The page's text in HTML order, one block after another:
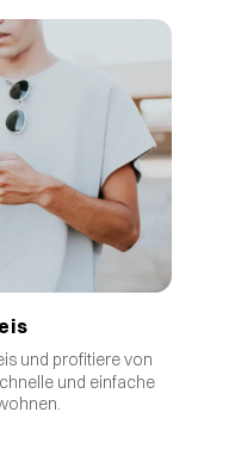
und profitiere von
und einfache